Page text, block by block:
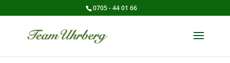
0705 - 44 01 66